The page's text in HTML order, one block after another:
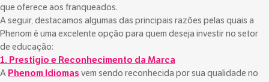
que oferece aos franqueados.
A seguir, destacamos algumas das principais razões pelas quais a
Phenom é uma excelente opção para quem deseja investir no setor
de educação:
1. Prestígio e Reconhecimento da Marca
A Phenom Idiomas vem sendo reconhecida por sua qualidade no